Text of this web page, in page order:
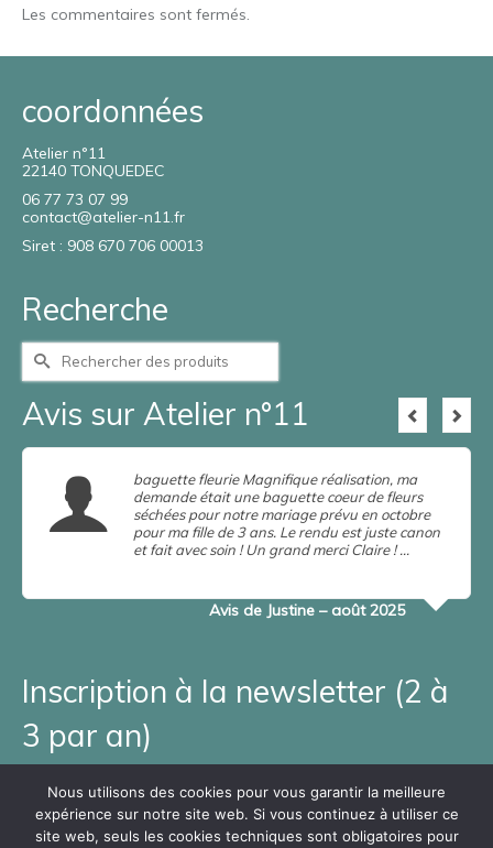
Les commentaires sont fermés.
coordonnées
Atelier n°11
22140 TONQUEDEC
06 77 73 07 99
contact@atelier-n11.fr
Siret : 908 670 706 00013
Recherche
Rechercher :
Avis sur Atelier n°11
baguette fleurie Magnifique réalisation, ma
demande était une baguette coeur de fleurs
séchées pour notre mariage prévu en octobre
pour ma fille de 3 ans. Le rendu est juste canon
et fait avec soin ! Un grand merci Claire ! …
Avis de Justine – août 2025
Inscription à la newsletter (2 à
3 par an)
Prénom et Nom*
Nous utilisons des cookies pour vous garantir la meilleure
expérience sur notre site web. Si vous continuez à utiliser ce
site web, seuls les cookies techniques sont obligatoires pour